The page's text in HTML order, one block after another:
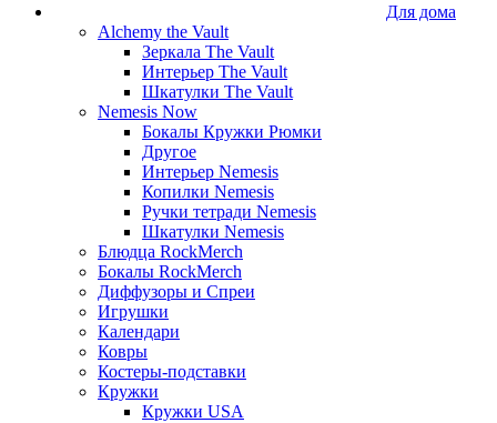
Для дома
Alchemy the Vault
Зеркала The Vault
Интерьер The Vault
Шкатулки The Vault
Nemesis Now
Бокалы Кружки Рюмки
Другое
Интерьер Nemesis
Копилки Nemesis
Ручки тетради Nemesis
Шкатулки Nemesis
Блюдца RockMerch
Бокалы RockMerch
Диффузоры и Спреи
Игрушки
Календари
Ковры
Костеры-подставки
Кружки
Кружки USA